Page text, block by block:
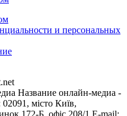
и персональных
Название онлайн-медиа -
місто Київ,
172-Б, офіс 208/1 E-mail: